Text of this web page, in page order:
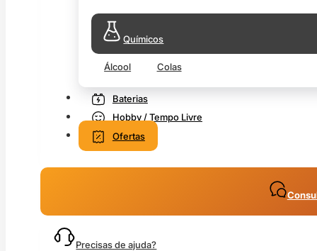
Químicos
Álcool Colas
Baterias
Hobby / Tempo Livre
Ofertas
Precisas de ajuda?